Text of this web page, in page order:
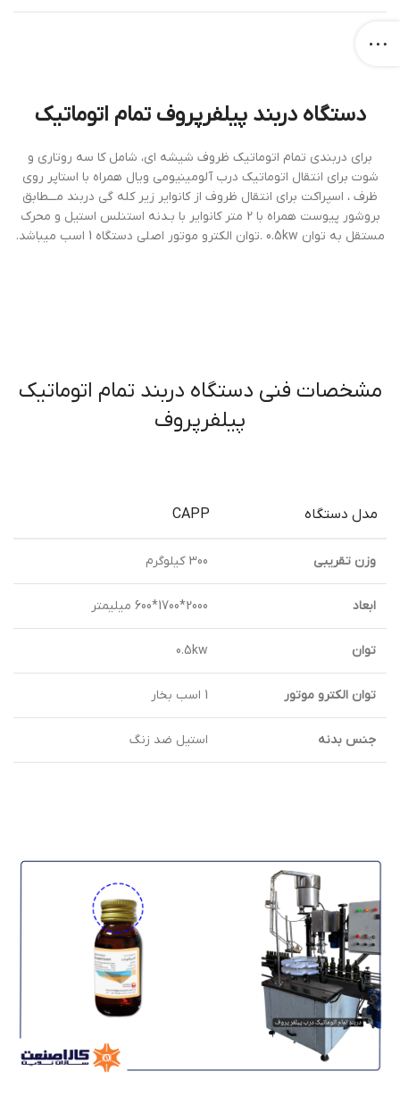
دستگاه دربند پیلفرپروف تمام اتوماتیک
براي دربندي تمام اتوماتيك ظروف شيشه اي، شامل كا سه روتاري و
شوت براي انتقال اتوماتيك درب آلومينيومي ویال همراه با استاپر روي
ظرف ، اسپراكت براي انتقال ظروف از كانواير زير كله گي دربند مـــطابق
بروشور پيوست همراه با 2 متر كانواير با بـدنه استنلس استيل و محرك
مستقل به توان 0.5kw .توان الکترو موتور اصلی دستگاه 1 اسب میباشد.
مشخصات فنی دستگاه دربند تمام اتوماتیک
پیلفرپروف
مدل دستگاه CAPP
وزن تقریبی 300 کیلوگرم
ابعاد 2000*1700*600 میلیمتر
توان 0.5kw
توان الکترو موتور 1 اسب بخار
جنس بدنه استیل ضد زنگ